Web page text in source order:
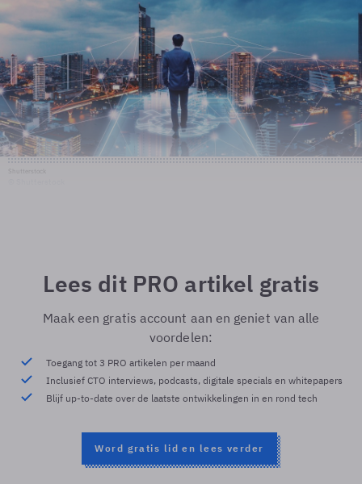
Lees dit PRO artikel gratis
Maak een gratis account aan en geniet van alle
voordelen:
Toegang tot 3 PRO artikelen per maand
Inclusief CTO interviews, podcasts, digitale specials en whitepapers
Blijf up-to-date over de laatste ontwikkelingen in en rond tech
Word gratis lid en lees verder